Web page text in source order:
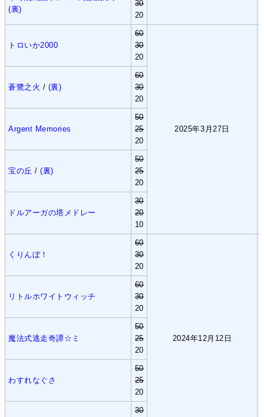
(裏)
30
20
トロいか2000
60
30
20
2025年3月27日
蒼鷺之火 / (裏)
60
30
20
Argent Memories
50
25
20
宝の丘 /(裏)
50
25
20
ドルアーガの塔メドレー
30
20
10
くりんぼ！
60
30
20
2024年12月12日
リトルホワイトウィッチ
60
30
20
魔法式逃走奇譚☆ミ
50
25
20
わすれなぐさ
50
25
20
30